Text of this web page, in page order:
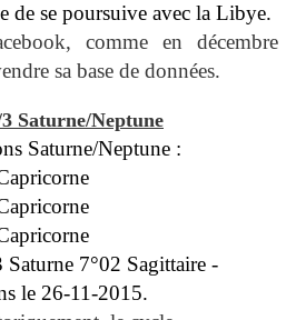
de se poursuive avec la Libye.
comme en décembre
sa base de données.
Saturne/Neptune
Saturne/Neptune :
Saturne 7°02 Sagittaire -
le 26-11-2015.